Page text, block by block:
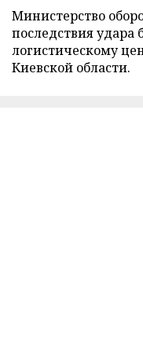
Министерство
последствия удара
логистическому
Киевской области.